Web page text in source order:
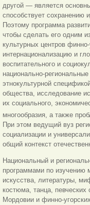
другой — является
способствует сохранению
Поэтому программа
чтобы сделать его одним
культурных центров
интернационализацию и
воспитательного и
национально-
этнокультурной
общества, исследование
их социального,
многообразия, а также
При этом ведущий вуз
социализации и
общий контекст
Национальный и
программами по изучению
искусства, литературы,
костюма, танца, певческих
Мордовии и финно-